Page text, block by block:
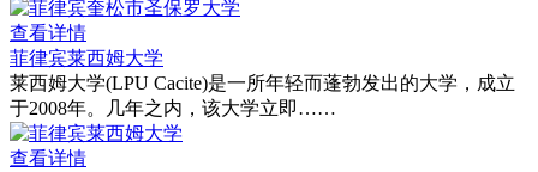
查看详情
菲律宾莱西姆大学
莱西姆大学(LPU Cacite)是一所年轻而蓬勃发出的大学，成立
于2008年。几年之内，该大学立即……
查看详情